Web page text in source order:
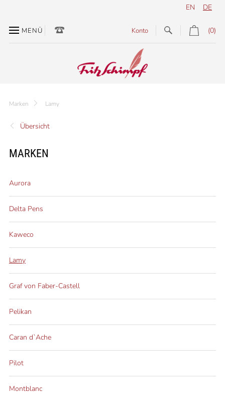
DE
EN
MENÜ (0)
Konto
Übersicht
Marken Lamy
MARKEN
Aurora
Delta Pens
Kaweco
Lamy
Graf von Faber-Castell
Pelikan
Caran d`Ache
Pilot
Montblanc